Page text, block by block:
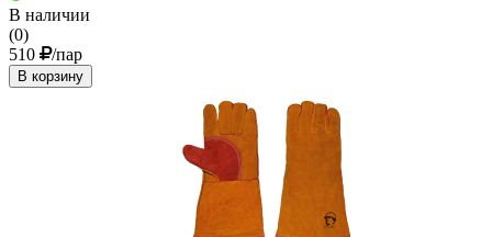
В наличии
(0)
510
/пар
В корзину